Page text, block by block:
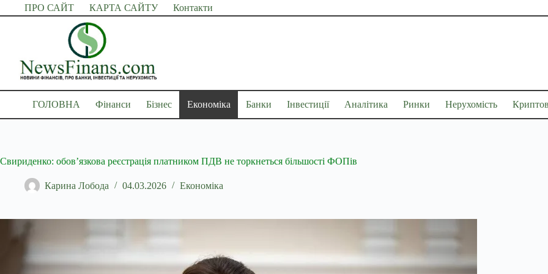
Перейти
до
ПРО САЙТ КАРТА САЙТУ Контакти
ГОЛОВНА Фінанси Бізнес Економіка Банки Інвестиції Аналітика Ринки Нерухомість
Свириденко: обов’язкова реєстрація платником ПДВ не торкнеться більшості ФОПів
Карина Лобода 04.03.2026 Економіка